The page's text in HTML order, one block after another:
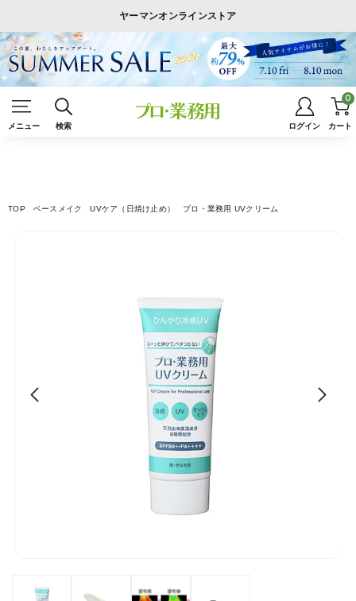
ヤーマンオンラインストア
メニュー 検索 ログイン カート
0
TOP ベースメイク UVケア（日焼け止め） プロ・業務用 UVクリーム